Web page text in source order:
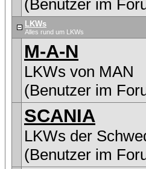
(Benutzer im
LKWs
Alles rund um LKWs
M-A-N
LKWs von MAN
(Benutzer im
SCANIA
LKWs der
(Benutzer im